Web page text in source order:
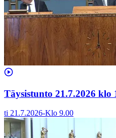
Täysistunto 21.7.2026 klo
ti 21.7.2026-Klo 9.00